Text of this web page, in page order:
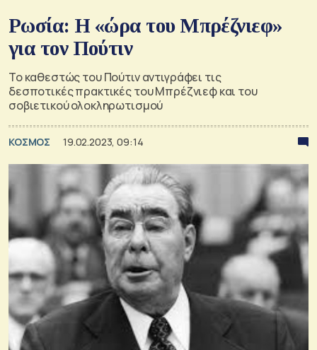
Ρωσία: Η «ώρα του Μπρέζνιεφ»
για τον Πούτιν
Το καθεστώς του Πούτιν αντιγράφει τις
δεσποτικές πρακτικές του Μπρέζνιεφ και του
σοβιετικού ολοκληρωτισμού
ΚΟΣΜΟΣ 19.02.2023, 09:14